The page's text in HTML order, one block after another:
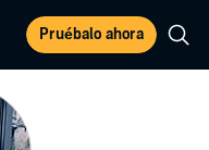
Pruébalo ahora